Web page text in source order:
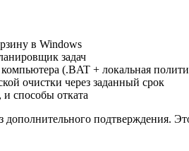
в Windows
задач
(.BAT + локальная
очистки через заданный срок
и способы отката
подтверждения.